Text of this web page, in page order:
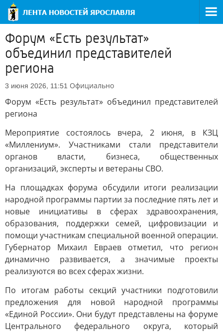
Форум «Есть результат»
объединил представителей
региона
3 июня 2026, 11:51 Официально
Форум «Есть результат» объединил представителей
региона
Мероприятие состоялось вчера, 2 июня, в КЗЦ
«Миллениум». Участниками стали представители
органов власти, бизнеса, общественных
организаций, эксперты и ветераны СВО.
На площадках форума обсудили итоги реализации
народной программы партии за последние пять лет и
новые инициативы в сферах здравоохранения,
образования, поддержки семей, цифровизации и
помощи участникам специальной военной операции.
Губернатор Михаил Евраев отметил, что регион
динамично развивается, а значимые проекты
реализуются во всех сферах жизни.
По итогам работы секций участники подготовили
предложения для новой народной программы
«Единой России». Они будут представлены на форуме
Центрального федерального округа, который